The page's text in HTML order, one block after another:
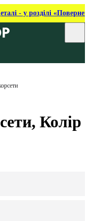
- у розділі
Колір